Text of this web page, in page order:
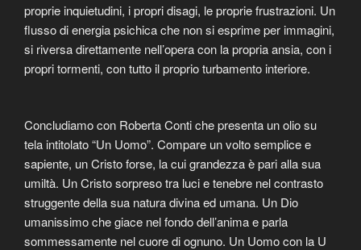
proprie inquietudini, i propri disagi, le proprie frustrazioni. Un
flusso di energia psichica che non si esprime per immagini,
si riversa direttamente nell’opera con la propria ansia, con i
propri tormenti, con tutto il proprio turbamento interiore.
Concludiamo con Roberta Conti che presenta un olio su
tela intitolato “Un Uomo”. Compare un volto semplice e
sapiente, un Cristo forse, la cui grandezza è pari alla sua
umiltà. Un Cristo sorpreso tra luci e tenebre nel contrasto
struggente della sua natura divina ed umana. Un Dio
umanissimo che giace nel fondo dell’anima e parla
sommessamente nel cuore di ognuno. Un Uomo con la U